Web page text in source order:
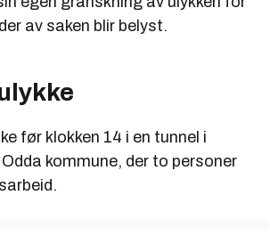
av saken blir belyst.
før klokken 14 i en tunnel i
kommune, der to personer